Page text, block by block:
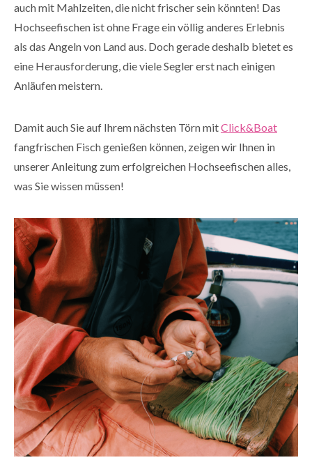
auch mit Mahlzeiten, die nicht frischer sein könnten! Das
Hochseefischen ist ohne Frage ein völlig anderes Erlebnis
als das Angeln von Land aus. Doch gerade deshalb bietet es
eine Herausforderung, die viele Segler erst nach einigen
Anläufen meistern.
Damit auch Sie auf Ihrem nächsten Törn mitClick&Boat
fangfrischen Fisch genießen können, zeigen wir Ihnen in
unserer Anleitung zum erfolgreichen Hochseefischen alles,
was Sie wissen müssen!